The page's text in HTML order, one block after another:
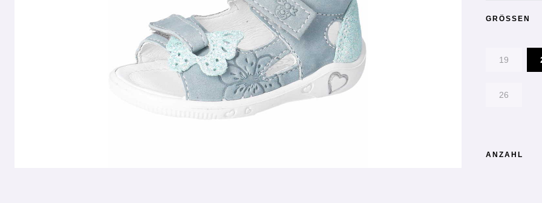
GRÖSSEN
19
26
ANZAHL